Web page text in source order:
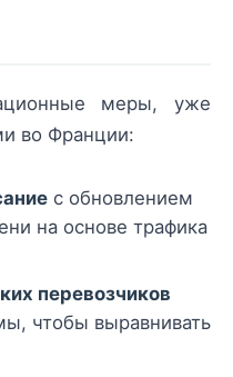
меры, уже
во Франции:
с обновлением
на основе трафика
перевозчиков
чтобы выравнивать